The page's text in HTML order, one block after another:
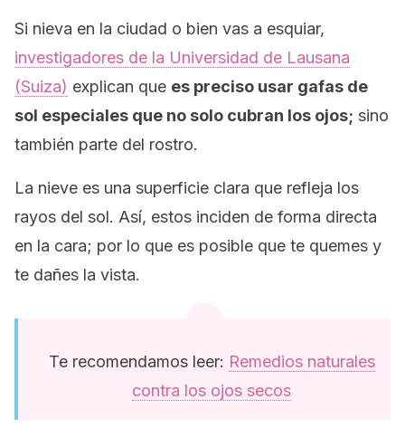
Si nieva en la ciudad o bien vas a esquiar,
investigadores de la Universidad de Lausana
(Suiza) explican que es preciso usar gafas de
sol especiales que no solo cubran los ojos; sino
también parte del rostro.
La nieve es una superficie clara que refleja los
rayos del sol. Así, estos inciden de forma directa
en la cara; por lo que es posible que te quemes y
te dañes la vista.
Te recomendamos leer: Remedios naturales
contra los ojos secos